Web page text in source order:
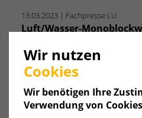
13.03.2023 | Fachpresse LU
Luft/Wasser-
(Propan)
Mit der Aeroblock
8 bzw. bis 11 kW) bringt
Link zum Beitrag
Wir nutzen
Cookies
Wir benötigen Ihre
Verwendung von